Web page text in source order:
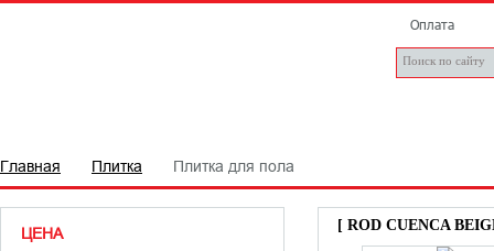
Оплата
Главная Плитка Плитка для пола
ЦЕНА [ ROD CUENCA